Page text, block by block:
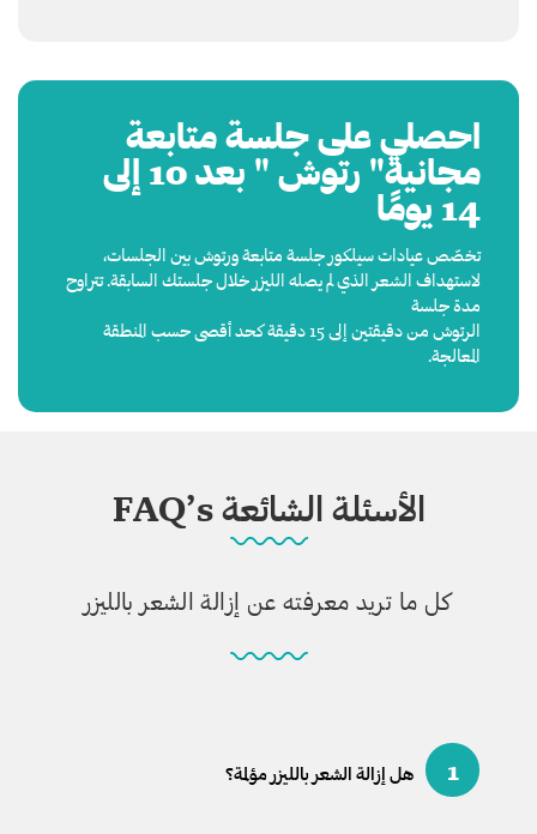
احصلي على جلسة متابعة
مجانية" رتوش " بعد 10 إلى
14 يومًا
تخصّص عيادات سيلكور جلسة متابعة ورتوش بين الجلسات،
لاستهداف الشعر الذي لم يصله الليزر خلال جلستك السابقة. تتراوح
مدة جلسة
الرتوش من دقيقتين إلى 15 دقيقة كحد أقصى حسب المنطقة
المعالجة.
الأسئلة الشائعة FAQ’s
كل ما تريد معرفته عن إزالة الشعر بالليزر
1 هل إزالة الشعر بالليزر مؤلمة؟